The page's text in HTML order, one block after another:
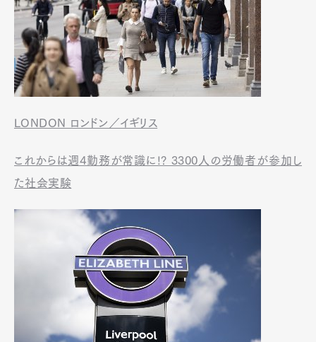
LONDON ロンドン／イギリス
これからは週4勤務が常識に!? 3300人の労働者が参加し
た社会実験